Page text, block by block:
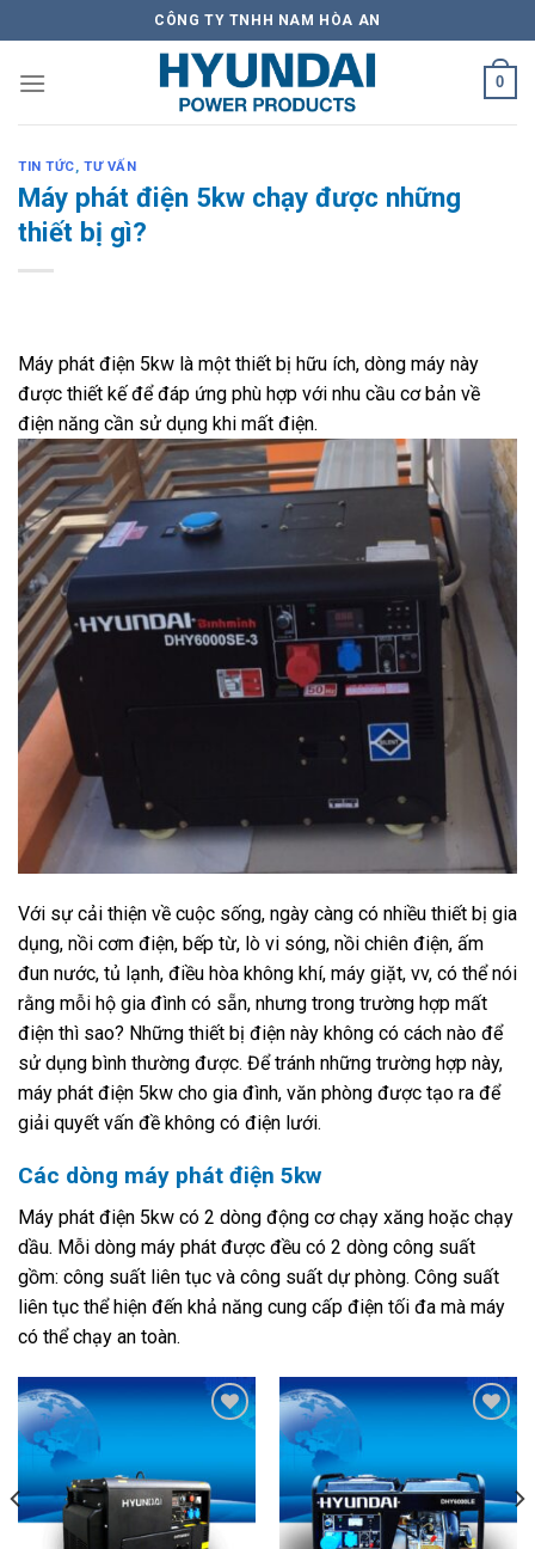
to
content
CÔNG TY TNHH NAM HÒA AN
0
TIN TỨC,TƯ VẤN
Máy phát điện 5kw chạy được những
thiết bị gì?
Máy phát điện 5kw là một thiết bị hữu ích, dòng máy này
được thiết kế để đáp ứng phù hợp với nhu cầu cơ bản về
điện năng cần sử dụng khi mất điện.
Với sự cải thiện về cuộc sống, ngày càng có nhiều thiết bị gia
dụng, nồi cơm điện, bếp từ, lò vi sóng, nồi chiên điện, ấm
đun nước, tủ lạnh, điều hòa không khí, máy giặt, vv, có thể nói
rằng mỗi hộ gia đình có sẵn, nhưng trong trường hợp mất
điện thì sao? Những thiết bị điện này không có cách nào để
sử dụng bình thường được. Để tránh những trường hợp này,
máy phát điện 5kw cho gia đình, văn phòng được tạo ra để
giải quyết vấn đề không có điện lưới.
Các dòng máy phát điện 5kw
Máy phát điện 5kw có 2 dòng động cơ chạy xăng hoặc chạy
dầu. Mỗi dòng máy phát được đều có 2 dòng công suất
gồm: công suất liên tục và công suất dự phòng. Công suất
liên tục thể hiện đến khả năng cung cấp điện tối đa mà máy
có thể chạy an toàn.